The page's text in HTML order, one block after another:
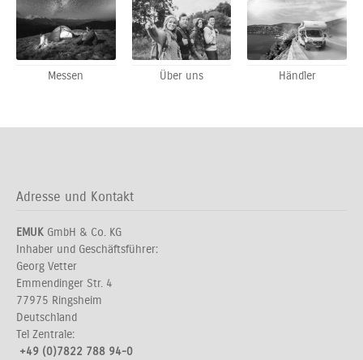
Messen Über uns Händler
Adresse und Kontakt
EMUK GmbH & Co. KG
Inhaber und Geschäftsführer:
Georg Vetter
Emmendinger Str. 4
77975 Ringsheim
Deutschland
Tel Zentrale:
+49 (0)7822 788 94-0